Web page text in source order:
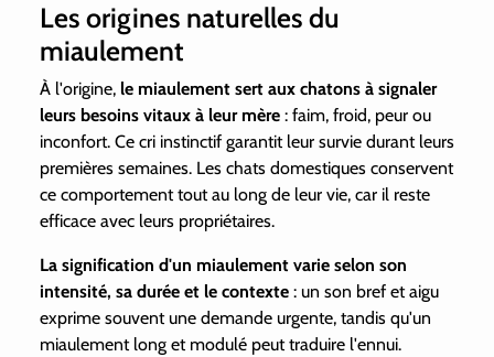
Les origines naturelles du
miaulement
À l'origine, le miaulement sert aux chatons à signaler
leurs besoins vitaux à leur mère : faim, froid, peur ou
inconfort. Ce cri instinctif garantit leur survie durant leurs
premières semaines. Les chats domestiques conservent
ce comportement tout au long de leur vie, car il reste
efficace avec leurs propriétaires.
La signification d'un miaulement varie selon son
intensité, sa durée et le contexte : un son bref et aigu
exprime souvent une demande urgente, tandis qu'un
miaulement long et modulé peut traduire l'ennui.